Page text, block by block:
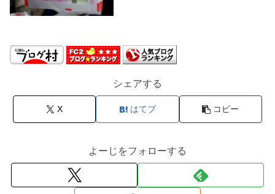
シェアする
X はてブ コピー
よーじをフォローする